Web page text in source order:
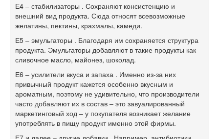
Е4 – стабилизаторы . Сохраняют консистенцию и
внешний вид продукта. Сюда относят всевозможные
желатины, пектины, крахмалы, камеди.
Е5 – эмульгаторы . Благодаря им сохраняется структура
продукта. Эмульгаторы добавляют в такие продукты как
сливочное масло, майонез, шоколад.
Е6 – усилители вкуса и запаха . Именно из-за них
привычный продукт кажется особенно вкусным и
ароматным, поэтому не удивительно, что производители
часто добавляют их в состав – это завуалированный
маркетинговый ход – у покупателя возникает желание
употреблять в пищу продукт именно этой фирмы.